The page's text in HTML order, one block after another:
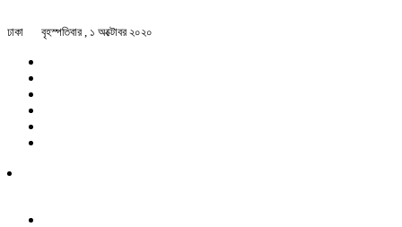
ঢাকা বৃহস্পতিবার , ১ অক্টোবর ২০২০